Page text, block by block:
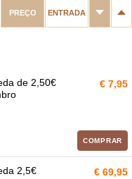
PREÇO ENTRADA
de 2,50€
€ 7,95
COMPRAR
2,5€
€ 69,95